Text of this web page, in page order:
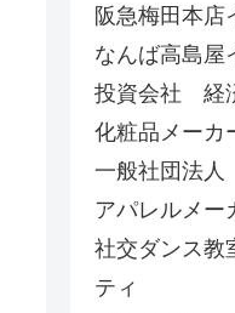
阪急梅田本店
なんば高島屋
投資会社 経
化粧品メーカ
一般社団法
アパレルメー
社交ダンス
ティ